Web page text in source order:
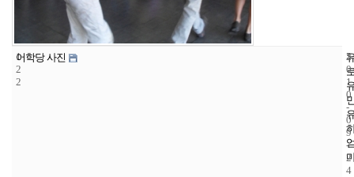
1
2
2
어학당 사진 5
2
0
1
0
-
0
9
-
2
4